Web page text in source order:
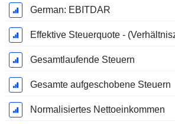
German: EBITDAR
Effektive Steuerquote -
Gesamtlaufende Steuern
Gesamte aufgeschobene Steuern
Normalisiertes Nettoeinkommen